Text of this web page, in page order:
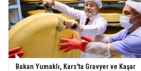
Bakan Yumaklı, Kars'ta Gravyer ve Kaşar